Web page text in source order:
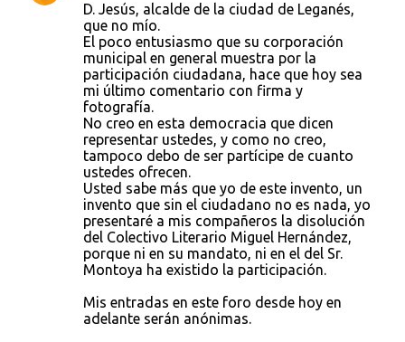
D. Jesús, alcalde de la ciudad de Leganés,
que no mío.
El poco entusiasmo que su corporación
municipal en general muestra por la
participación ciudadana, hace que hoy sea
mi último comentario con firma y
fotografía.
No creo en esta democracia que dicen
representar ustedes, y como no creo,
tampoco debo de ser partícipe de cuanto
ustedes ofrecen.
Usted sabe más que yo de este invento, un
invento que sin el ciudadano no es nada, yo
presentaré a mis compañeros la disolución
del Colectivo Literario Miguel Hernández,
porque ni en su mandato, ni en el del Sr.
Montoya ha existido la participación.
Mis entradas en este foro desde hoy en
adelante serán anónimas.